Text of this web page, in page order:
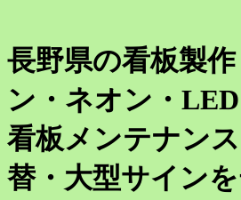
長野県の看板製
ン・ネオン・LED
看板メンテナン
替・大型サイン